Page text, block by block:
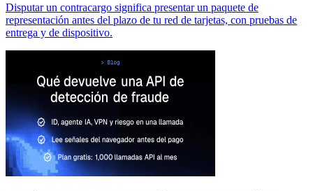
Disputar un contracargo significa presentar un paquete de
representación antes del plazo de tu red de tarjetas, con pruebas de
entrega y de dispositivo.